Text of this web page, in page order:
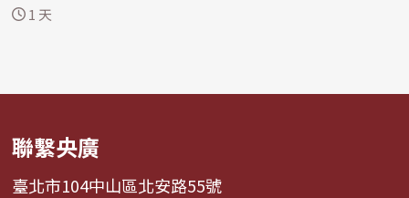
1 天
聯繫央廣
臺北市104中山區北安路55號